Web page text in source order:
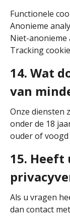
Functionele
Anonieme
Niet-anonieme
Tracking
14. Wat
van
Onze diensten
onder de 18
ouder of
15. Heeft
Als u vragen
dan contact